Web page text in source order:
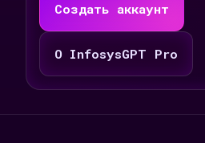
Создать аккаунт
О InfosysGPT Pro